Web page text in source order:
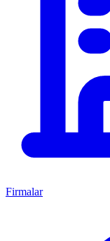
Firmalar